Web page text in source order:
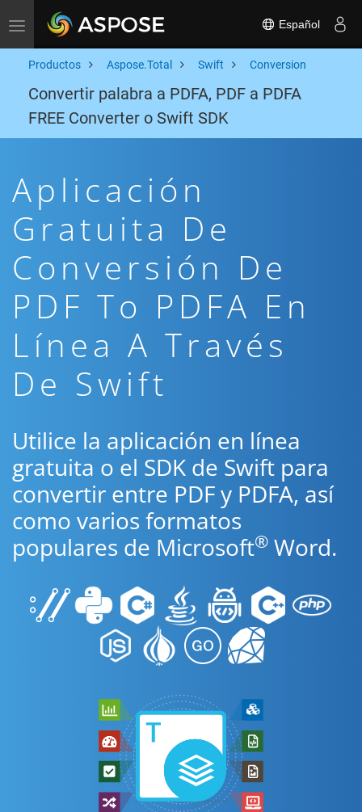
Toggle navigation Español
Productos Aspose.Total Swift Conversion
Convertir palabra a PDFA, PDF a PDFA
FREE Converter o Swift SDK
Aplicación
Gratuita De
Conversión De
PDF To PDFA En
Línea A Través
De Swift
Utilice la aplicación en línea
gratuita o el SDK de Swift para
convertir entre PDF y PDFA, así
como varios formatos
populares de Microsoft® Word.